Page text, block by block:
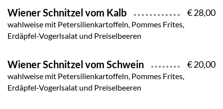
Wiener Schnitzel vom Kalb € 28,00
wahlweise mit Petersilienkartoffeln, Pommes Frites,
Erdäpfel-Vogerlsalat und Preiselbeeren
Wiener Schnitzel vom Schwein € 20,00
wahlweise mit Petersilienkartoffeln, Pommes Frites,
Erdäpfel-Vogerlsalat und Preiselbeeren